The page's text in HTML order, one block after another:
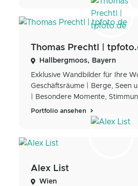
Thomas Prechtl |
Hallbergmoos, Bayern
Exklusive Wandbilder für Ihre
Geschäftsräume | Berge, Seen
| Besondere Momente,
Portfolio ansehen
Alex List
Wien